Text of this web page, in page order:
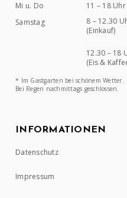
Mi u. Do
11 – 18 Uhr
Samstag
8 – 12.30
(Einkauf)
12.30 – 18
(Eis &
* Im Gastgarten bei schönem Wetter.
Bei Regen nachmittags geschlossen.
INFORMATIONEN
Datenschutz
Impressum